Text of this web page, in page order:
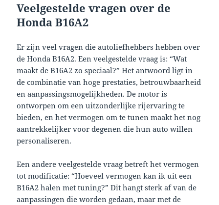
Veelgestelde vragen over de
Honda B16A2
Er zijn veel vragen die autoliefhebbers hebben over
de Honda B16A2. Een veelgestelde vraag is: “Wat
maakt de B16A2 zo speciaal?” Het antwoord ligt in
de combinatie van hoge prestaties, betrouwbaarheid
en aanpassingsmogelijkheden. De motor is
ontworpen om een uitzonderlijke rijervaring te
bieden, en het vermogen om te tunen maakt het nog
aantrekkelijker voor degenen die hun auto willen
personaliseren.
Een andere veelgestelde vraag betreft het vermogen
tot modificatie: “Hoeveel vermogen kan ik uit een
B16A2 halen met tuning?” Dit hangt sterk af van de
aanpassingen die worden gedaan, maar met de